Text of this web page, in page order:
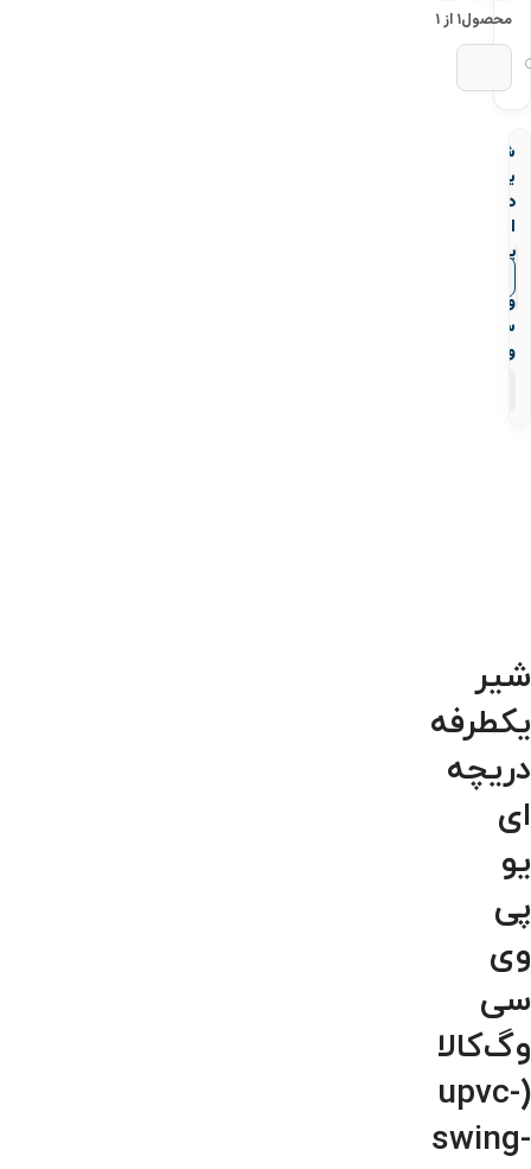
محصول۱ از ۱
شیر
یکطرفه
دریچه
ای
یو
وی
سی
ویسپار
شیر
یکطرفه
دریچه
ای
یو
پی
وی
سی
وگ‌کالا
(upvc-
swing-